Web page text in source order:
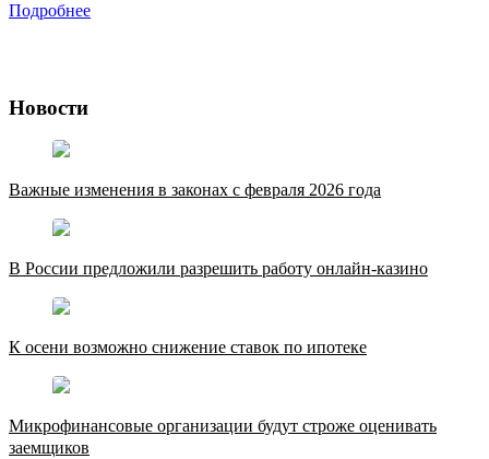
Подробнее
Новости
Важные изменения в законах с февраля 2026 года
В России предложили разрешить работу онлайн-казино
К осени возможно снижение ставок по ипотеке
Микрофинансовые организации будут строже оценивать
заемщиков